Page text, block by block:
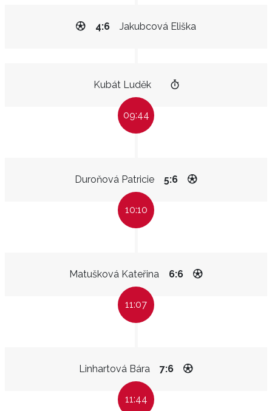
Jakubcová Eliška
4:6
Kubát Luděk
09:44
Duroňová Patricie 5:6
10:10
Matušková Kateřina 6:6
11:07
Linhartová Bára 7:6
11:44